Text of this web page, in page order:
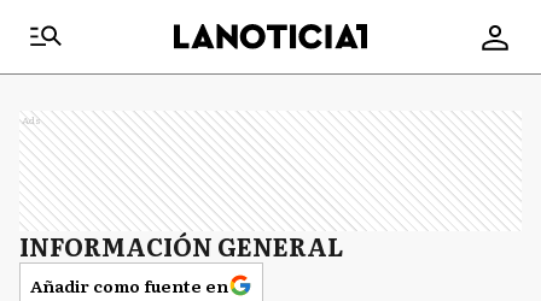
Ads
INFORMACIÓN GENERAL
Añadir como fuente en